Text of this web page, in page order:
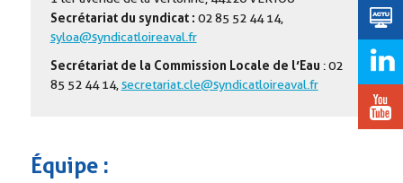
Secrétariat du syndicat : 02 85 52 44 14,
syloa@syndicatloireaval.fr
Secrétariat de la Commission Locale de l’Eau : 02
85 52 44 14, secretariat.cle@syndicatloireaval.fr
Équipe :